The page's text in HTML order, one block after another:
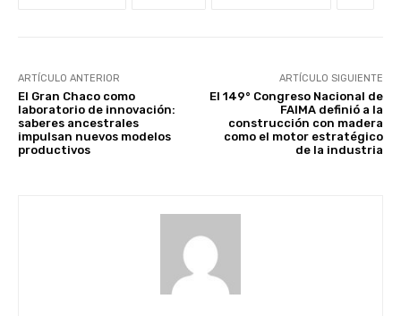
ARTÍCULO ANTERIOR
El Gran Chaco como
laboratorio de innovación:
saberes ancestrales
impulsan nuevos modelos
productivos
ARTÍCULO SIGUIENTE
El 149° Congreso Nacional de
FAIMA definió a la
construcción con madera
como el motor estratégico
de la industria